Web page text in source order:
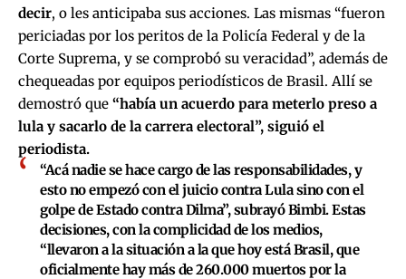
decir, o les anticipaba sus acciones. Las mismas “fueron
periciadas por los peritos de la Policía Federal y de la
Corte Suprema, y se comprobó su veracidad”, además de
chequeadas por equipos periodísticos de Brasil. Allí se
demostró que “había un acuerdo para meterlo preso a
lula y sacarlo de la carrera electoral”, siguió el
periodista.
“Acá nadie se hace cargo de las responsabilidades, y
esto no empezó con el juicio contra Lula sino con el
golpe de Estado contra Dilma”, subrayó Bimbi. Estas
decisiones, con la complicidad de los medios,
“llevaron a la situación a la que hoy está Brasil, que
oficialmente hay más de 260.000 muertos por la